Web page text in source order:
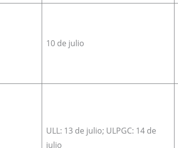
10 de julio
ULL: 13 de julio; ULPGC: 14 de
julio